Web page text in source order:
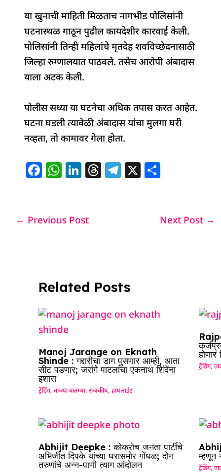
या खुनाची माहिती मिळताच नागभीड पोलिसांनी
घटनास्थळ गाठून पुढील कायदेशीर कारवाई केली.
पोलिसांनी तिन्ही महिलांचे मृतदेह शवविच्छेदनासाठी
जिल्हा रुग्णालयात पाठवले. तसेच आरोपी अंबादास
याला अटक केली.
पोलीस सध्या या घटनेचा अधिक तपास करत आहेत.
घटना घडली त्यावेळी अंबादास यांचा मुलगा घरी
नव्हता, तो कामावर गेला होता.
F
e
k
W
s
Li
e
T T X
e
← Previous Post Next Post →
Related Posts
Manoj Jarange on Eknath
Shinde : गद्दारीचा डाग पुसणार आम्ही, आता
सीट पडणार; जरांगे पाटलांचा एकनाथ शिंदेंना
इशारा
ट्रेंडिंग,ताज्या बातम्या,राजकीय,हायलाईट
होणार
ट्रेंडिंग,
Abhijit Deepke : कोकरोच जनता पार्टीचे
अभिजीत दिपके यांच्या घरासमोर गोंधळ; दोन
तरुणांचे अन्न-पाणी त्याग आंदोलन
म्हणून
ट्रेंडिंग,